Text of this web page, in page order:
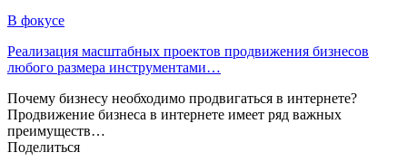
В фокусе
Реализация масштабных проектов продвижения бизнесов
любого размера инструментами…
Почему бизнесу необходимо продвигаться в интернете?
Продвижение бизнеса в интернете имеет ряд важных
преимуществ…
Поделиться